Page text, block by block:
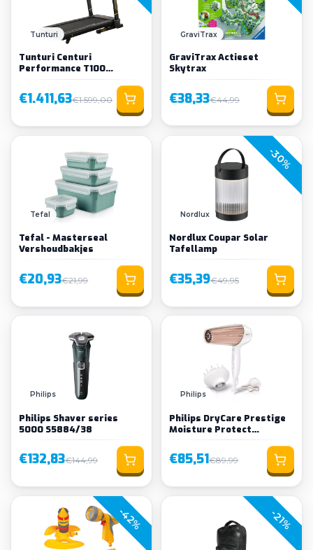
Loading...
Tunturi
Tunturi Centuri
Performance T100
€1.411,63€1.599,00
GraviTrax
GraviTrax Actieset
Skytrax
€38,33€44,99
Tefal
Tefal - Masterseal
Vershoudbakjes
€20,93€21,99
-30%
Nordlux
Nordlux Coupar Solar
Tafellamp
€35,39€49,95
Philips
Philips Shaver series
5000 S5884/38
€132,83€144,99
Philips
Philips DryCare Prestige
Moisture Protect
hairdryer HP8280/0
€85,51€89,99
-42% -21%